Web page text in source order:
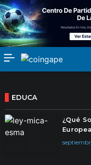
EDUCA
¿Qué